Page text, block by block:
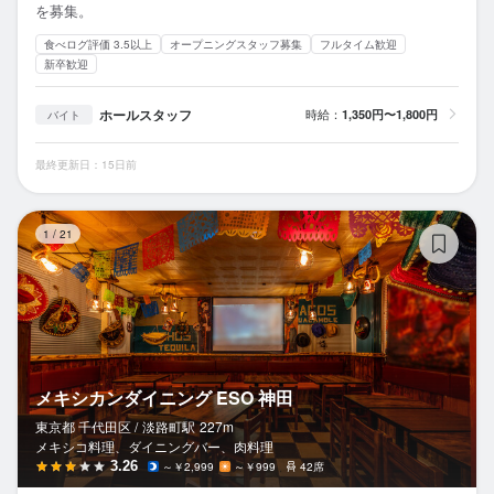
を募集。
食べログ評価 3.5以上 オープニングスタッフ募集
フルタイム歓迎
新卒歓迎
バイト ホールスタッフ 時給： 1,350円〜1,800円
最終更新日：15日前
1 / 21
メキシカンダイニング ESO 神田
東京都 千代田区 / 淡路町駅 227m
メキシコ料理、ダイニングバー、肉料理
3.26 ～￥2,999 ～￥999 42席